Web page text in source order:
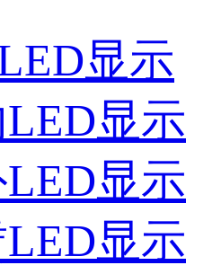
显示
显示
LED显示
显示